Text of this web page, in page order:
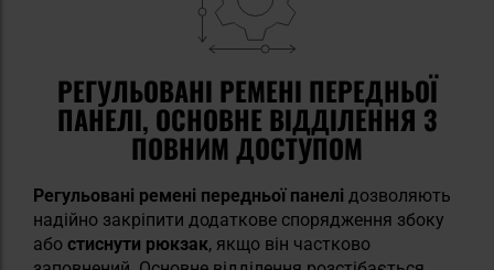
РЕГУЛЬОВАНІ РЕМЕНІ ПЕРЕДНЬОЇ
ПАНЕЛІ, ОСНОВНЕ ВІДДІЛЕННЯ З
ПОВНИМ ДОСТУПОМ
Регульовані ремені передньої панелі дозволяють
надійно закріпити додаткове спорядження збоку
або стиснути рюкзак, якщо він частково